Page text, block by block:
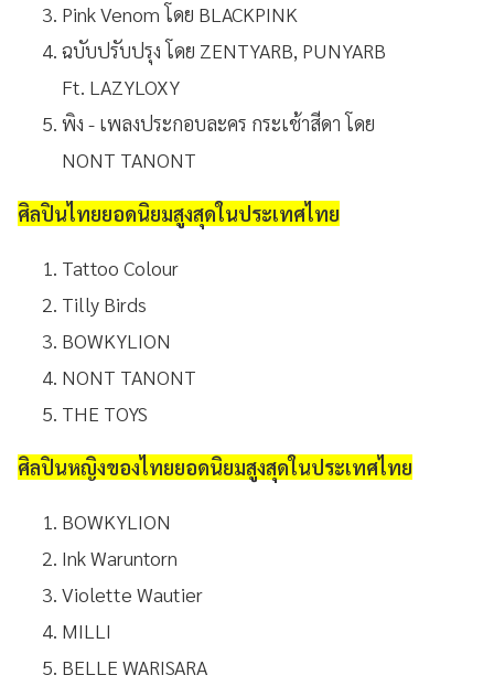
Pink Venom โดย BLACKPINK
ฉบับปรับปรุง โดย ZENTYARB, PUNYARB
Ft. LAZYLOXY
พิง - เพลงประกอบละคร กระเช้าสีดา โดย
NONT TANONT
ศิลปินไทยยอดนิยมสูงสุดในประเทศไทย
Tattoo Colour
Tilly Birds
BOWKYLION
NONT TANONT
THE TOYS
ศิลปินหญิงของไทยยอดนิยมสูงสุดในประเทศไทย
BOWKYLION
Ink Waruntorn
Violette Wautier
MILLI
BELLE WARISARA